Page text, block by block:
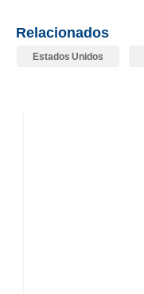
Relacionados
Estados Unidos